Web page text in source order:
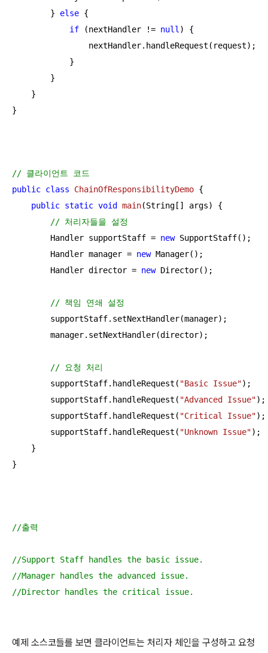
        }
else {
if (nextHandler != null ) {
                nextHandler.handleRequest(request);
            }
        }
    }
}
// 클라이언트 코드
public class ChainOfResponsibilityDemo {
public static void main(String[] args)
{
// 처리자들을 설정
        Handler supportStaff =
new SupportStaff();
        Handler manager =
new Manager();
        Handler director =
new Director();
// 책임 연쇄 설정
        supportStaff.setNextHandler(manager);
        manager.setNextHandler(director);
// 요청 처리
        supportStaff.handleRequest(
"Basic Issue");
        supportStaff.handleRequest(
"Advanced Issue");
        supportStaff.handleRequest(
"Critical Issue");
        supportStaff.handleRequest(
"Unknown Issue");
    }
}
//출력
//Support Staff handles the basic issue.
//Manager handles the advanced issue.
//Director handles the critical issue.
예제 소스코들를 보면 클라이언트는 처리자 체인을 구성하고 요청